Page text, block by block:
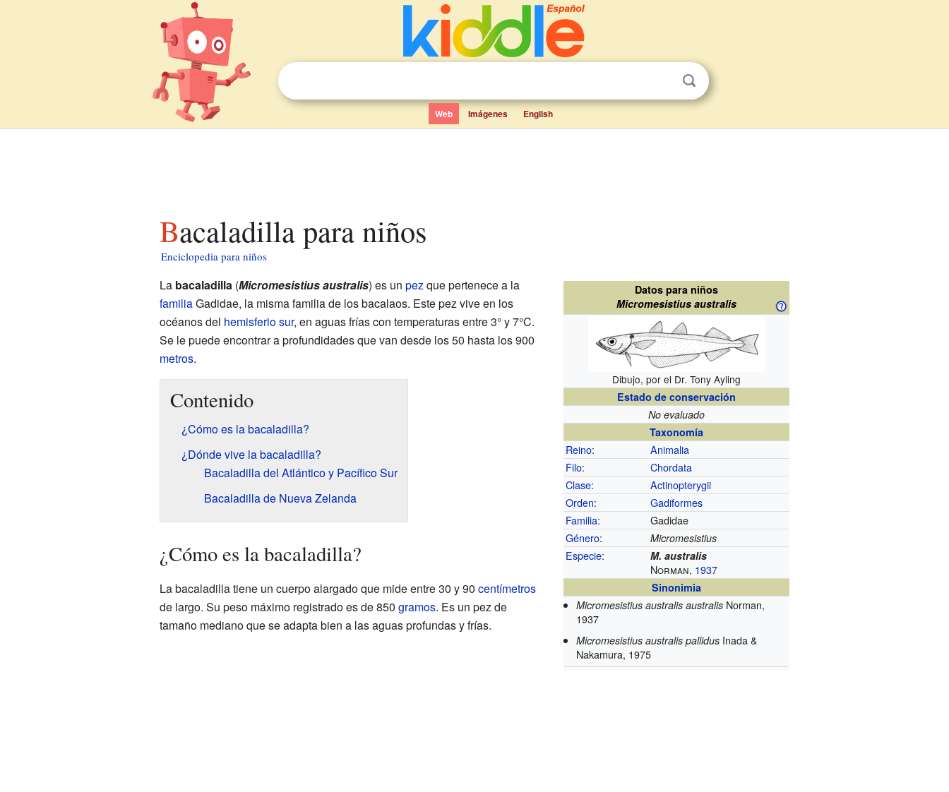
Web Imágenes English
Bacaladilla para niños
Enciclopedia para niños
Datos para niños
Micromesistius australis
Dibujo, por el Dr. Tony Ayling
Estado de conservación
No evaluado
Taxonomía
Reino:
Animalia
Filo:
Chordata
Clase:
Actinopterygii
Orden:
Gadiformes
Familia:
Gadidae
Género: Micromesistius
Especie: M. australis
Norman, 1937
Sinonimia
Micromesistius australis australisNorman,
1937
Micromesistius australis pallidusInada &
Nakamura, 1975
La bacaladilla(Micromesistius australis) es un pezque pertenece a la
familiaGadidae, la misma familia de los bacalaos. Este pez vive en los
océanos del hemisferio sur, en aguas frías con temperaturas entre 3° y 7°C.
Se le puede encontrar a profundidades que van desde los 50 hasta los 900
metros.
Contenido
¿Cómo es la bacaladilla?
¿Dónde vive la bacaladilla?
Bacaladilla del Atlántico y Pacífico Sur
Bacaladilla de Nueva Zelanda
¿Cómo es la bacaladilla?
La bacaladilla tiene un cuerpo alargado que mide entre 30 y 90 centímetros
de largo. Su peso máximo registrado es de 850 gramos. Es un pez de
tamaño mediano que se adapta bien a las aguas profundas y frías.